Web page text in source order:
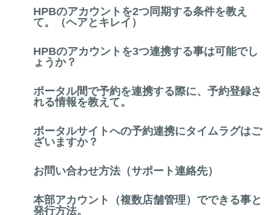
HPBのアカウントを2つ同期する条件を教え
て。（ヘアとキレイ）
HPBのアカウントを3つ連携する事は可能でし
ょうか？
ポータル間で予約を連携する際に、予約登録さ
れる情報を教えて。
ポータルサイトへの予約連携にタイムラグはご
ざいますか？
お問い合わせ方法（サポート連絡先）
本部アカウント（複数店舗管理）でできる事と
発行方法。